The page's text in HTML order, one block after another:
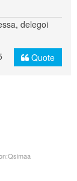
delegoi
Quote